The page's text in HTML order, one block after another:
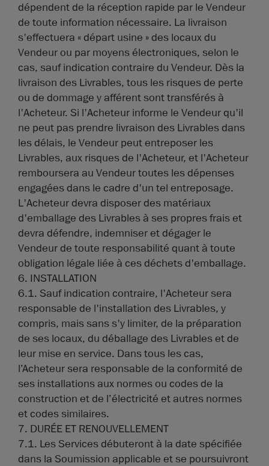
dépendent de la réception rapide par le Vendeur
de toute information nécessaire. La livraison
s'effectuera « départ usine » des locaux du
Vendeur ou par moyens électroniques, selon le
cas, sauf indication contraire du Vendeur. Dès la
livraison des Livrables, tous les risques de perte
ou de dommage y afférent sont transférés à
l'Acheteur. Si l'Acheteur informe le Vendeur qu'il
ne peut pas prendre livraison des Livrables dans
les délais, le Vendeur peut entreposer les
Livrables, aux risques de l'Acheteur, et l'Acheteur
remboursera au Vendeur toutes les dépenses
engagées dans le cadre d'un tel entreposage.
L'Acheteur devra disposer des matériaux
d'emballage des Livrables à ses propres frais et
devra défendre, indemniser et dégager le
Vendeur de toute responsabilité quant à toute
obligation légale liée à ces déchets d'emballage.
6. INSTALLATION
6.1. Sauf indication contraire, l'Acheteur sera
responsable de l'installation des Livrables, y
compris, mais sans s'y limiter, de la préparation
de ses locaux, du déballage des Livrables et de
leur mise en service. Dans tous les cas,
l’Acheteur sera responsable de la conformité de
ses installations aux normes ou codes de la
construction et de l’électricité et autres normes
et codes similaires.
7. DURÉE ET RENOUVELLEMENT
7.1. Les Services débuteront à la date spécifiée
dans la Soumission applicable et se poursuivront